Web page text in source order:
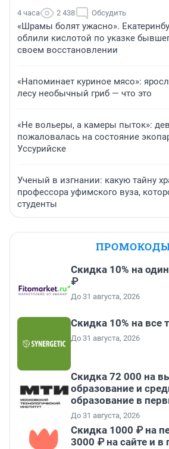
4 часа 2 438 Обсудить
«Шрамы болят ужасно».
облили кислотой по указке
своем восстановлении
«Напоминает куриное мясо»:
лесу необычный гриб — что это
«Не вольеры, а камеры пыток»:
пожаловалась на состояние
Уссурийске
Ученый в изгнании: какую тайну
профессора уфимского вуза,
студенты
Скидка 10% на
₽
До 31 августа, 2026
Скидка 10% на все
До 31 августа, 2026
Скидка 72 000 на
образование и
образование в
До 31 августа, 2026
Скидка 1000 ₽ на
3000 ₽ на сайте и